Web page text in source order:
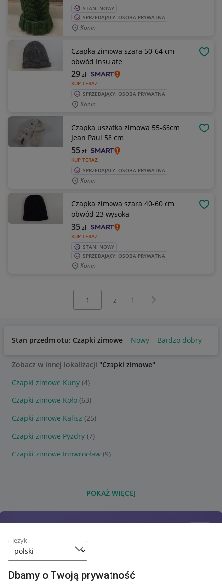
język
Dbamy o Twoją prywatność
STAN: NOWY
SPRZEDAJĄCY: OSOBA PRYWATNA
Konin
Czapka zimowa szara 50-64 cm
obwód Insulate
KUP TERAZ
29zł
SPRZEDAJĄCY: OSOBA PRYWATNA
Konin
Czapka uszatka zimowa 55-66cm
Jean Paul 58 cm
KUP TERAZ
55zł
SPRZEDAJĄCY: OSOBA PRYWATNA
Konin
Czapka zimowa szara 40-60 cm
obwód 23 wysoka
KUP TERAZ
35zł
STAN: NOWY
SPRZEDAJĄCY: OSOBA PRYWATNA
Konin
z 1 Następna strona
Stan przedmiotu: Czapki zimowe Nowy Bardzo dobry
Zobacz w innej lokalizacji "Czapki zimowe"
Czapki zimowe Kuny (4)
Czapki zimowe Koło (63)
Czapki zimowe Kalisz (25)
Czapki zimowe Pyzdry (7)
Czapki zimowe Inowrocław (9)
POKAŻ WIĘCEJ